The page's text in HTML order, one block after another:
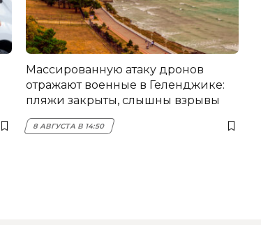
Массированную атаку дронов
отражают военные в Геленджике:
пляжи закрыты, слышны взрывы
8 АВГУСТА В 14:50